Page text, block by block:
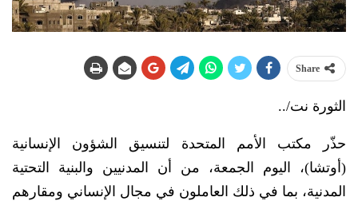
Share
الثورة نت/..
حذّر مكتب الأمم المتحدة لتنسيق الشؤون الإنسانية
(أوتشا)، اليوم الجمعة، من أن المدنيين والبنية التحتية
المدنية، بما في ذلك العاملون في مجال الإنساني ومقارهم